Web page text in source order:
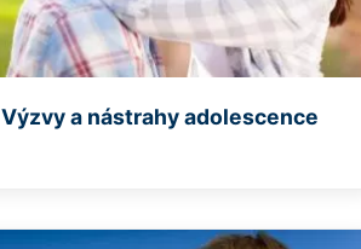
Výzvy a nástrahy adolescence